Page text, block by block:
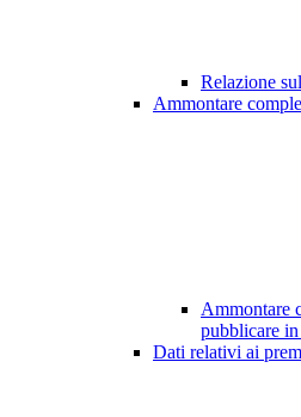
Relazione
Ammontare
Ammontare
pubblicare
Dati relativi ai